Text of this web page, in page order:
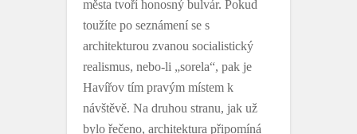
města tvoří honosný bulvár. Pokud
toužíte po seznámení se s
architekturou zvanou socialistický
realismus, nebo-li „sorela“, pak je
Havířov tím pravým místem k
návštěvě. Na druhou stranu, jak už
bylo řečeno, architektura připomíná